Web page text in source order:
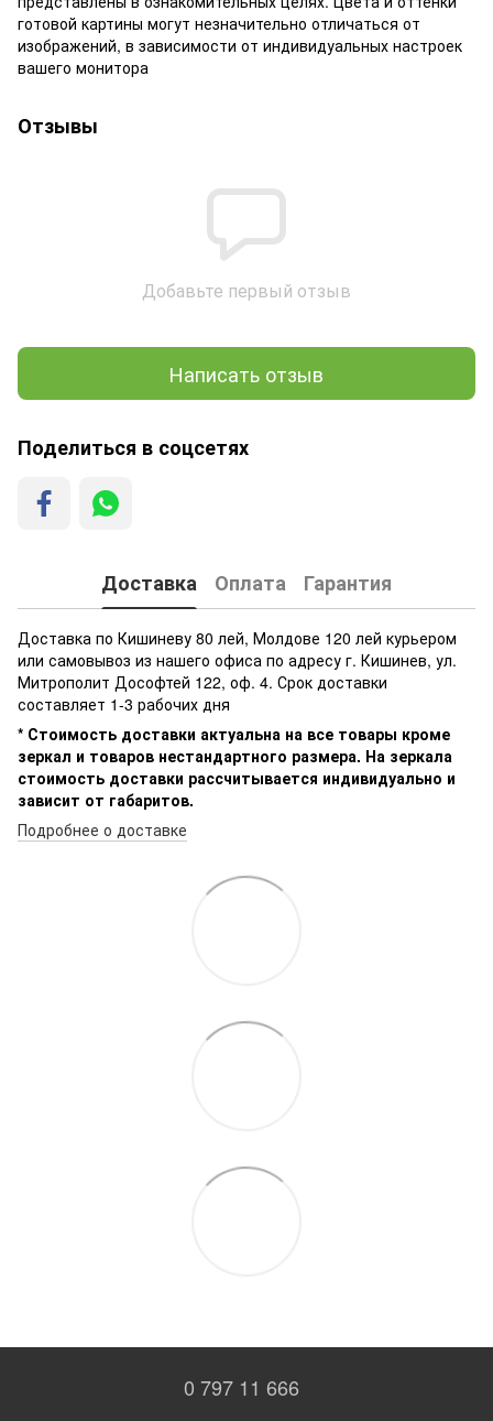
готовой картины могут незначительно отличаться от
изображений, в зависимости от индивидуальных настроек
вашего монитора
Отзывы
Добавьте первый отзыв
Написать отзыв
Поделиться в соцсетях
Доставка Оплата Гарантия
Доставка по Кишиневу 80 лей, Молдове 120 лей курьером
или самовывоз из нашего офиса по адресу г. Кишинев, ул.
Митрополит Дософтей 122, оф. 4. Срок доставки
составляет 1-3 рабочих дня
* Стоимость доставки актуальна на все товары кроме
зеркал и товаров нестандартного размера. На зеркала
стоимость доставки рассчитывается индивидуально и
зависит от габаритов.
Подробнее о доставке
0 797 11 666